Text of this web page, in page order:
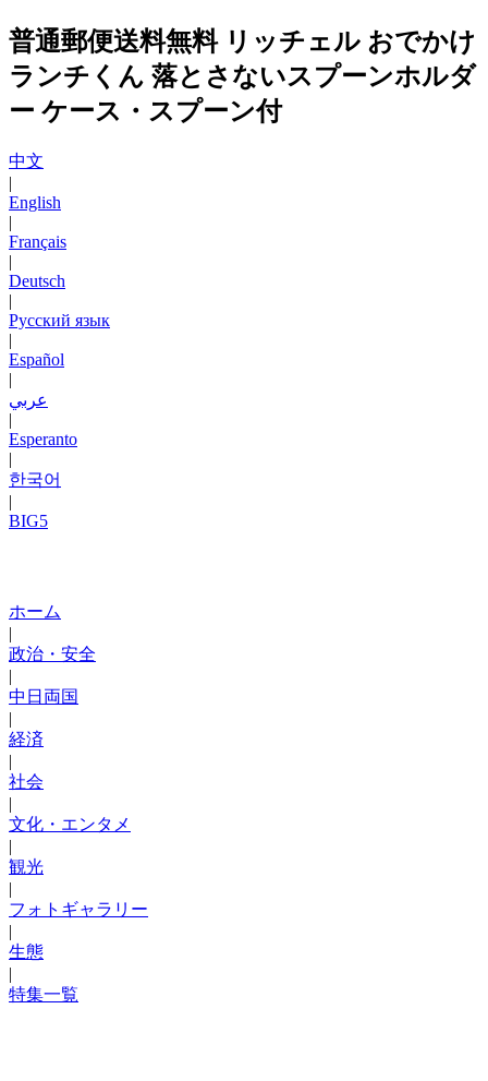
普通郵便送料無料 リッチェル おでかけ
ランチくん 落とさないスプーンホルダ
ー ケース・スプーン付
中文
|
English
|
Français
|
Deutsch
|
Русский язык
|
Español
|
عربي
|
Esperanto
|
한국어
|
BIG5
ホーム
|
政治・安全
|
中日両国
|
経済
|
社会
|
文化・エンタメ
|
観光
|
フォトギャラリー
|
生態
|
特集一覧